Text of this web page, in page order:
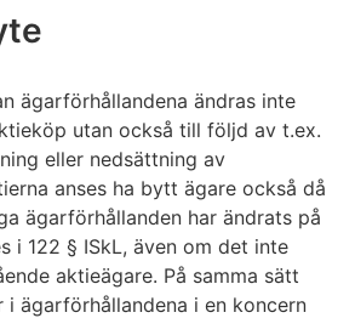
ägarförhållandena ändras inte
utan också till följd av t.ex.
eller nedsättning av
anses ha bytt ägare också då
ägarförhållanden har ändrats på
i 122 § ISkL, även om det inte
aktieägare. På samma sätt
i ägarförhållandena i en koncern